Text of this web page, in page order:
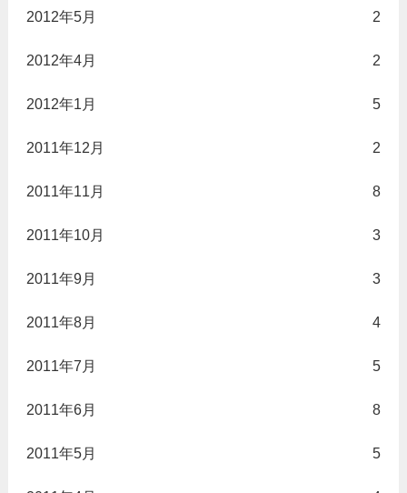
2012年5月 2
2012年4月 2
2012年1月 5
2011年12月 2
2011年11月 8
2011年10月 3
2011年9月 3
2011年8月 4
2011年7月 5
2011年6月 8
2011年5月 5